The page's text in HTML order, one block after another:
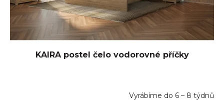
KAIRA postel čelo vodorovné příčky
Vyrábíme do 6 – 8 týdnů